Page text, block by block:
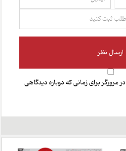
مرورگر برای زمانی که دوباره دیدگاهی